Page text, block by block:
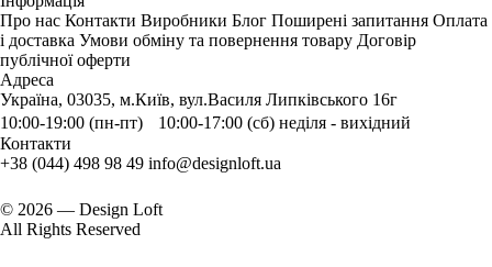
Про нас Контакти Виробники Блог Поширені запитання Оплата
і доставка Умови обміну та повернення товару Договір
публічної оферти
Адреса
Україна, 03035, м.Київ, вул.Василя Липківського 16г
10:00-19:00 (пн-пт) 10:00-17:00 (сб) неділя - вихідний
Контакти
+38 (044) 498 98 49 info@designloft.ua
© 2026 — Design Loft
All Rights Reserved